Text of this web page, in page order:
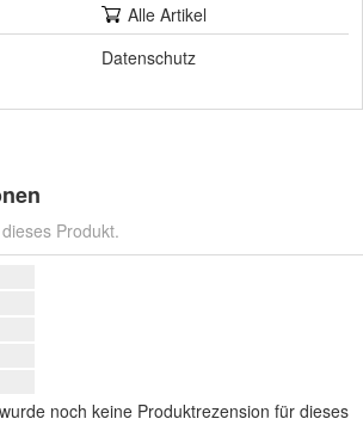
Alle Artikel
Datenschutz
Produkt.
noch keine Produktrezension für dieses